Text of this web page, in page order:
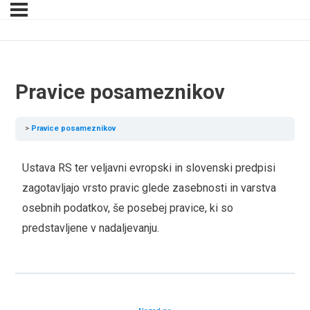
Pravice posameznikov
Pravice posameznikov
Ustava RS ter veljavni evropski in slovenski predpisi
zagotavljajo vrsto pravic glede zasebnosti in varstva
osebnih podatkov, še posebej pravice, ki so
predstavljene v nadaljevanju.